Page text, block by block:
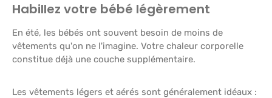
Habillez votre bébé légèrement
En été, les bébés ont souvent besoin de moins de
vêtements qu'on ne l'imagine. Votre chaleur corporelle
constitue déjà une couche supplémentaire.
Les vêtements légers et aérés sont généralement idéaux :